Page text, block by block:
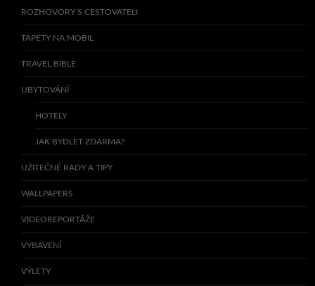
ROZHOVORY S CESTOVATELI
TAPETY NA MOBIL
TRAVEL BIBLE
UBYTOVÁNÍ
HOTELY
JAK BYDLET ZDARMA?
UŽITEČNÉ RADY A TIPY
WALLPAPERS
VIDEOREPORTÁŽE
VYBAVENÍ
VÝLETY